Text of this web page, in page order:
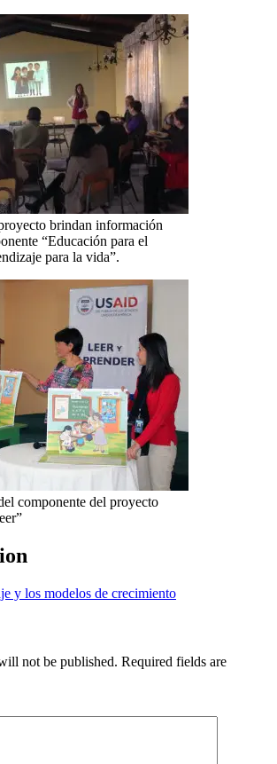
brindan información
“Educación para el
para la vida”.
componente del proyecto
y los modelos de crecimiento
not be published. Required fields are